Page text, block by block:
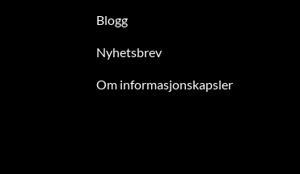
Blogg
Nyhetsbrev
Om informasjonskapsler